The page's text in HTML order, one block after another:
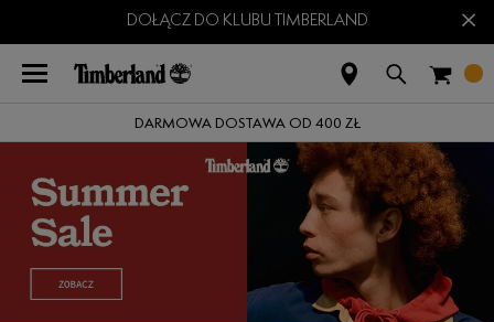
DOŁĄCZ DO KLUBU TIMBERLAND ×
DARMOWA DOSTAWA OD 400 ZŁ